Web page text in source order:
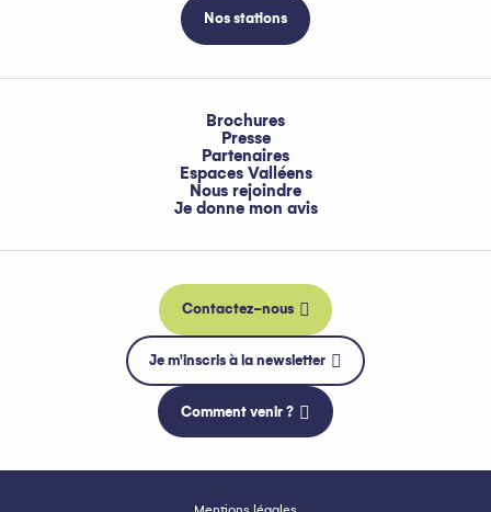
Nos stations
Brochures
Presse
Partenaires
Espaces Valléens
Nous rejoindre
Je donne mon avis
Contactez-nous
Je m'inscris à la newsletter
Comment venir ?